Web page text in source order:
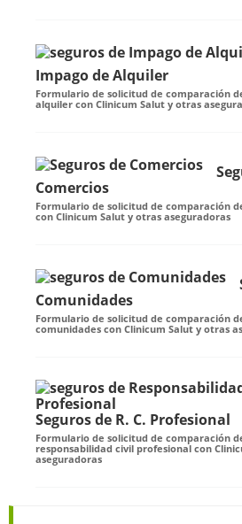
Impago de Alquiler
Formulario de solicitud de comparación
alquiler con Clinicum Salut y otras
Comercios
Formulario de solicitud de comparación
con Clinicum Salut y otras aseguradoras
Comunidades
Formulario de solicitud de comparación
comunidades con Clinicum Salut y otras
Seguros de R. C. Profesional
Formulario de solicitud de comparación
responsabilidad civil profesional con
aseguradoras